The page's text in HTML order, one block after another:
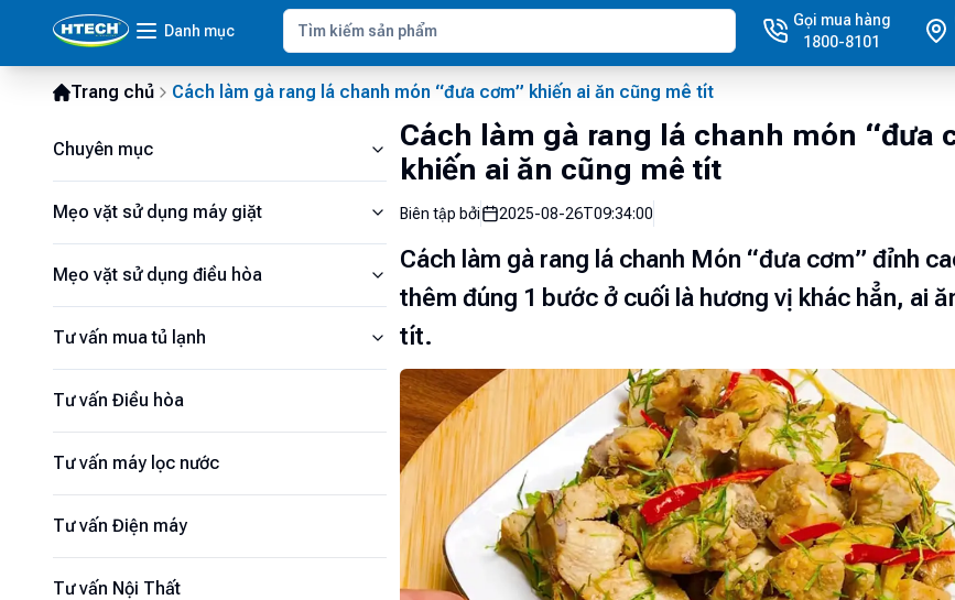
Danh mục
Gọi mua hàng
1800-8101
Trang chủ Cách làm gà rang lá chanh món “đưa cơm” khiến ai ăn cũng mê tít
Chuyên mục
Mẹo vặt sử dụng máy giặt
Mẹo vặt sử dụng điều hòa
Tư vấn mua tủ lạnh
Tư vấn Điều hòa
Tư vấn máy lọc nước
Tư vấn Điện máy
Tư vấn Nội Thất
Cách làm gà rang lá chanh món “đưa
khiến ai ăn cũng mê tít
Biên tập bởi 2025-08-26T09:34:00
Cách làm gà rang lá chanh Món “đưa cơm” đỉnh
thêm đúng 1 bước ở cuối là hương vị khác hẳn, ai
tít.